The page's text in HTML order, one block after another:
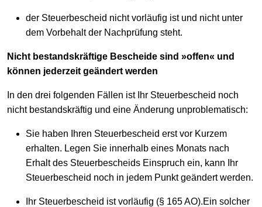
der Steuerbescheid nicht vorläufig ist und nicht unter
dem Vorbehalt der Nachprüfung steht.
Nicht bestandskräftige Bescheide sind »offen« und
können jederzeit geändert werden
In den drei folgenden Fällen ist Ihr Steuerbescheid noch
nicht bestandskräftig und eine Änderung unproblematisch:
Sie haben Ihren Steuerbescheid erst vor Kurzem
erhalten. Legen Sie innerhalb eines Monats nach
Erhalt des Steuerbescheids Einspruch ein, kann Ihr
Steuerbescheid noch in jedem Punkt geändert werden.
Ihr Steuerbescheid ist vorläufig (§ 165 AO).Ein solcher